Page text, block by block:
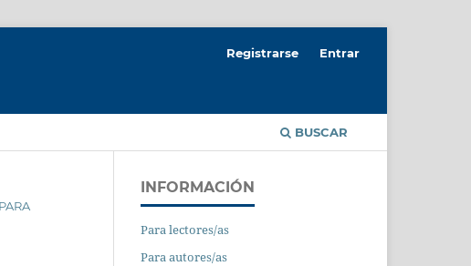
BUSCAR
Registrarse Entrar
INFORMACIÓN
Para lectores/as
Para autores/as